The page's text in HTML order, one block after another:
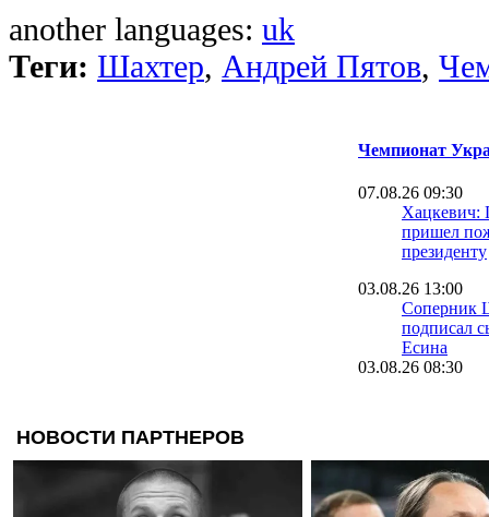
another languages: uk
Теги: Шахтер, Андрей Пятов,
Чемпионат
07.08.26 09:30
Хацкевич:
пришел
президенту
03.08.26 13:00
Соперник
подписал
Есина
03.08.26 08:30
16.07.26 18:11
Сергей
нас в